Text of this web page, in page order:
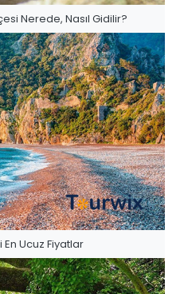
Nerede, Nasıl Gidilir?
Ucuz Fiyatlar